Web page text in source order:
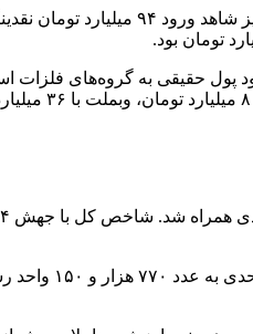
شاخص کل هم‌وزن